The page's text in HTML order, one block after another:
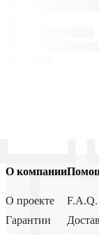
О компании
О проекте
Гарантии
F.A.Q.